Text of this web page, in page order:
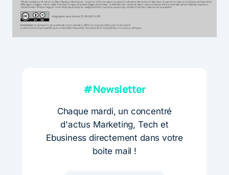
#Newsletter
Chaque mardi, un concentré
d'actus Marketing, Tech et
Ebusiness directement dans votre
boite mail !